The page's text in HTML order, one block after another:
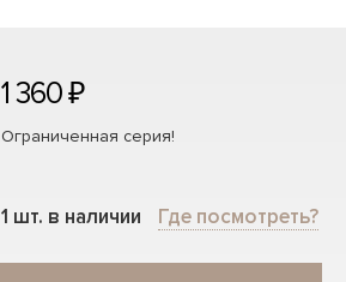
1 360 ₽
Ограниченная серия!
1 шт. в наличии Где посмотреть?